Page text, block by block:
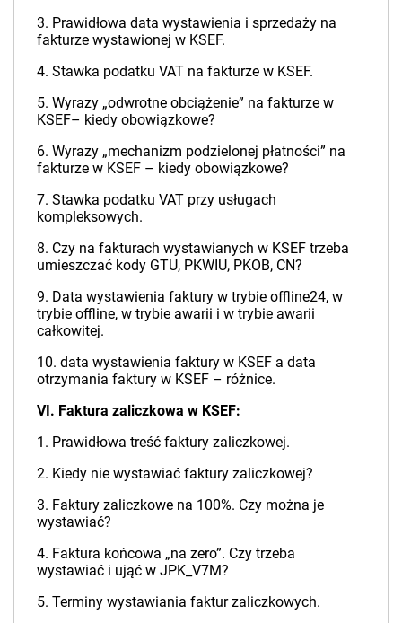
3. Prawidłowa data wystawienia i sprzedaży na
fakturze wystawionej w KSEF.
4. Stawka podatku VAT na fakturze w KSEF.
5. Wyrazy „odwrotne obciążenie” na fakturze w
KSEF– kiedy obowiązkowe?
6. Wyrazy „mechanizm podzielonej płatności” na
fakturze w KSEF – kiedy obowiązkowe?
7. Stawka podatku VAT przy usługach
kompleksowych.
8. Czy na fakturach wystawianych w KSEF trzeba
umieszczać kody GTU, PKWIU, PKOB, CN?
9. Data wystawienia faktury w trybie offline24, w
trybie offline, w trybie awarii i w trybie awarii
całkowitej.
10. data wystawienia faktury w KSEF a data
otrzymania faktury w KSEF – różnice.
VI. Faktura zaliczkowa w KSEF:
1. Prawidłowa treść faktury zaliczkowej.
2. Kiedy nie wystawiać faktury zaliczkowej?
3. Faktury zaliczkowe na 100%. Czy można je
wystawiać?
4. Faktura końcowa „na zero”. Czy trzeba
wystawiać i ująć w JPK_V7M?
5. Terminy wystawiania faktur zaliczkowych.